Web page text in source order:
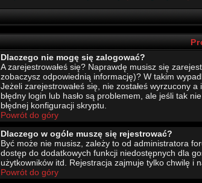
Dlaczego nie mogę się zalogować?
A zarejestrowałeś się? Naprawdę musisz się
zobaczysz odpowiednią informację)? W takim
Jeżeli zarejestrowałeś się, nie zostałeś wyrzucony
błędny login lub hasło są problemem, ale jeśli tak
błędnej konfiguracji skryptu.
Powrót do góry
Dlaczego w ogóle muszę się rejestrować?
Być może nie musisz, zależy to od administratora
dostęp do dodatkowych funkcji niedostępnych dla
użytkowników itd. Rejestracja zajmuje tylko chwilę i
Powrót do góry